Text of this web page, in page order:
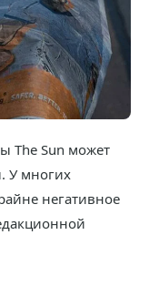
The Sun может
У многих
негативное